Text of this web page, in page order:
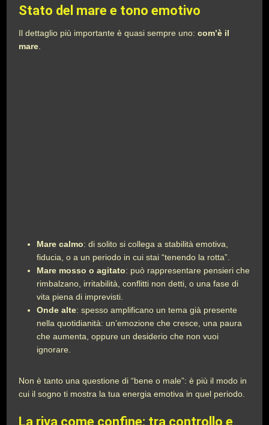
Stato del mare e tono emotivo
Il dettaglio più importante è quasi sempre uno:com’è il
mare
Mare calmo: di solito si collega a stabilità emotiva,
fiducia, o a un periodo in cui stai “tenendo la rotta”.
Mare mosso o agitato: può rappresentare pensieri che
rimbalzano, irritabilità, conflitti non detti, o una fase di
vita piena di imprevisti.
Onde alte: spesso amplificano un tema già presente
nella quotidianità: un’emozione che cresce, una paura
che aumenta, oppure un desiderio che non vuoi
ignorare.
Non è tanto una questione di “bene o male”: è più il modo in
cui il sogno ti mostra la tua energia emotiva in quel periodo.
La riva come confine: tra controllo e